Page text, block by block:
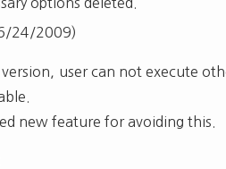
24/2009)
version, user can not execute
new feature for avoiding this.